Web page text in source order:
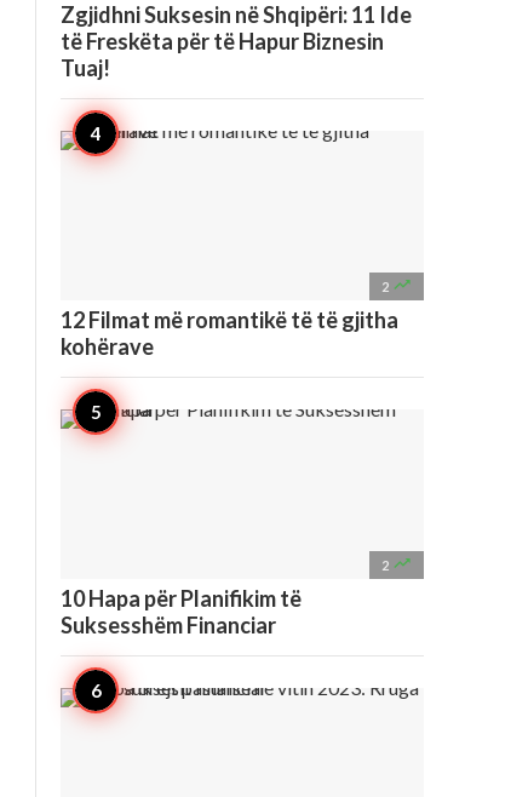
Zgjidhni Suksesin në Shqipëri: 11 Ide
të Freskëta për të Hapur Biznesin
Tuaj!
2 
12 Filmat më romantikë të të gjitha
kohërave
2 
10 Hapa për Planifikim të
Suksesshëm Financiar